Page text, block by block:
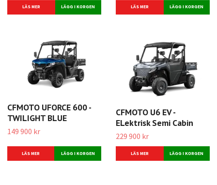
LÄS MER LÄS MER
CFMOTO UFORCE 600 -
TWILIGHT BLUE
149 900 kr
LÄS MER LÄGG I KORGEN
CFMOTO U6 EV -
ELektrisk Semi Cabin
229 900 kr
LÄS MER